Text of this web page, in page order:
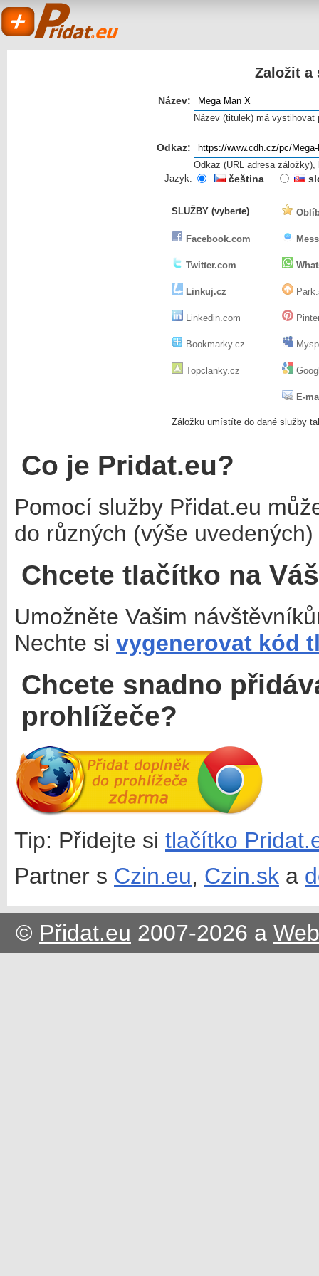
Založit a
Název:
Název (titulek) má vystihovat
Odkaz:
Odkaz (URL adresa záložky),
Jazyk:
čeština
SLUŽBY (vyberte)
Facebook.com
Twitter.com
Linkuj.cz
Linkedin.com
Bookmarky.cz
Topclanky.cz
E-
Záložku umístíte do dané služby
Co je Pridat.eu?
Pomocí služby Přidat.eu
do různých (výše
Chcete tlačítko na
Umožněte Vašim
Nechte si vygenerovat kód
Chcete snadno
prohlížeče?
Tip: Přidejte si tlačítko
Partner s Czin.eu, Czin.sk a
© Přidat.eu 2007-2026 a